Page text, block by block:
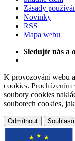
Zásady
Novinky
RSS
Mapa webu
Sledujte nás a
K provozování webu
cookies. Procházením
soubory cookies
souborech cookies,
Odmítnout